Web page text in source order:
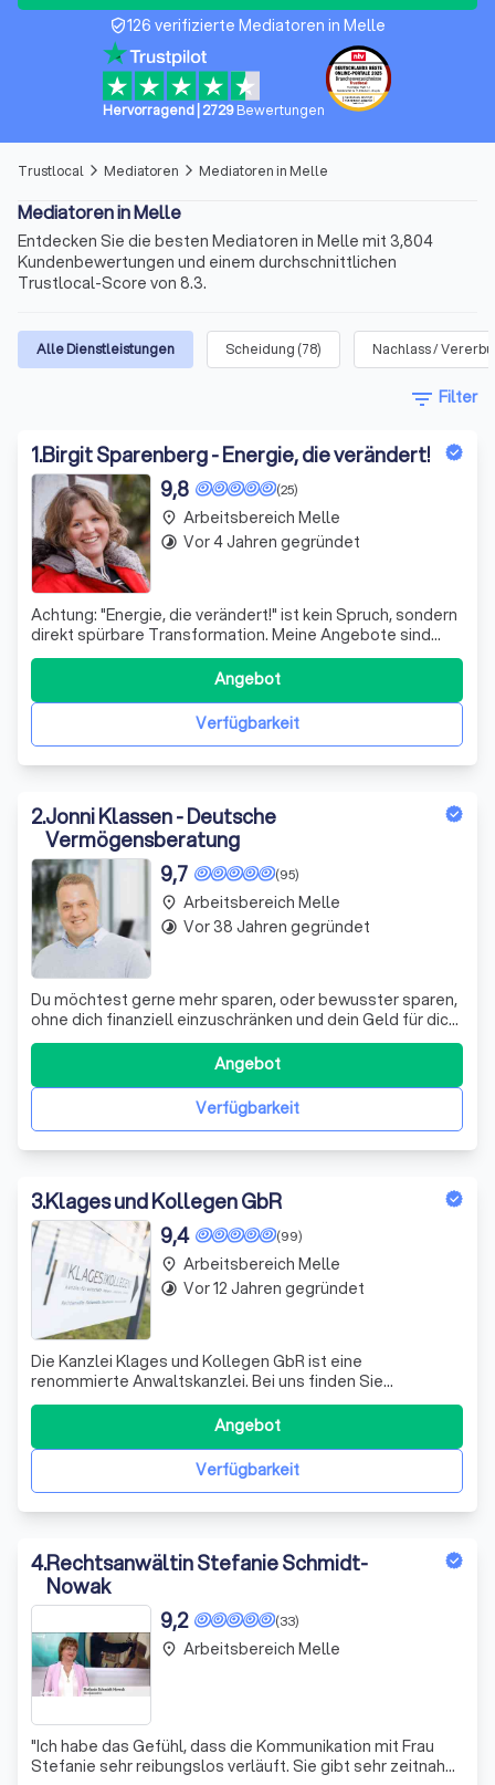
verified_user126 verifizierte Mediatoren in Melle
Hervorragend 2729Bewertungen
Trustlocal arrow_forward_ios Mediatoren arrow_forward_ios Mediatoren in Melle
Mediatoren in Melle
Entdecken Sie die besten Mediatoren in Melle mit 3,804
Kundenbewertungen und einem durchschnittlichen
Trustlocal-Score von 8.3.
Alle Dienstleistungen Scheidung (78) Nachlass /
filter_list Filter
1.Birgit Sparenberg - Energie, die verändert!
(25)
9,8
Achtung: "Energie, die verändert!" ist kein Spruch, sondern
direkt spürbare Transformation. Meine Angebote sind
Einladungen zu Begegnung, Perspektivwechsel und
echter, nachhaltiger Veränderung. Ich arbeite mit einer
Feinwahrnehmung, die für mich weder Theorie noch
Methode ist, sondern gelebte Real
Verfügbarkeit
Angebot
place Arbeitsbereich Melle
timelapse Vor 4 Jahren gegründet
2.Jonni Klassen - Deutsche
Vermögensberatung
(95)
9,7
Du möchtest gerne mehr sparen, oder bewusster sparen,
ohne dich finanziell einzuschränken und dein Geld für dich
Arbeiten lassen? Dann bist du hier genau richtig,
Verfügbarkeit
Angebot
place Arbeitsbereich Melle
timelapse Vor 38 Jahren gegründet
3.Klages und Kollegen GbR
(99)
9,4
Die Kanzlei Klages und Kollegen GbR ist eine
renommierte Anwaltskanzlei. Bei uns finden Sie
qualifizierte juristische und steuerliche Fachkompetenz.
Wir sind Fachanwälte für Insolvenz- und Sanierungsrecht,
Steuerrecht, Bank- und Kapitalmarktrecht, Arbeitsrecht,
Verkehrsrecht und Erbrecht sowie Steue
Verfügbarkeit
Angebot
place Arbeitsbereich Melle
timelapse Vor 12 Jahren gegründet
4.Rechtsanwältin Stefanie Schmidt-
Nowak
(33)
9,2
"Ich habe das Gefühl, dass die Kommunikation mit Frau
Stefanie sehr reibungslos verläuft. Sie gibt sehr zeitnah
place Arbeitsbereich Melle